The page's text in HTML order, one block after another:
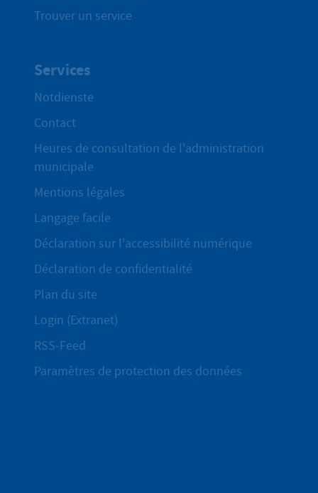
Trouver un service
Services
Notdienste
Contact
Heures de consultation de l'administration
municipale
Mentions légales
Langage facile
Déclaration sur l'accessibilité numérique
Déclaration de confidentialité
Plan du site
Login (Extranet)
RSS-Feed
Paramètres de protection des données